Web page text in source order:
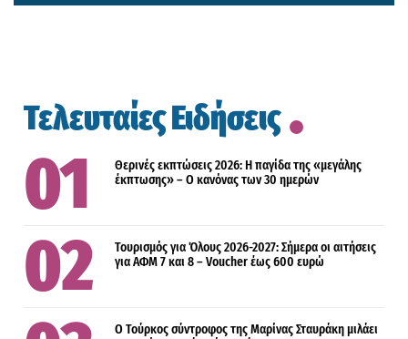
Τελευταίες Ειδήσεις
Θερινές εκπτώσεις 2026: Η παγίδα της «μεγάλης
έκπτωσης» – Ο κανόνας των 30 ημερών
Τουρισμός για Όλους 2026-2027: Σήμερα οι αιτήσεις
για ΑΦΜ 7 και 8 – Voucher έως 600 ευρώ
Ο Τούρκος σύντροφος της Μαρίνας Σταυράκη μιλάει